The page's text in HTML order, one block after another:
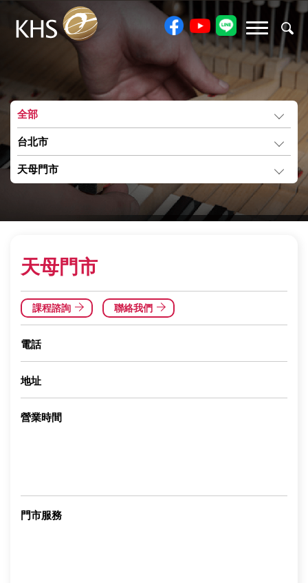
全部
台北市
天母門市
天母門市
課程諮詢 聯絡我們
電話
地址
營業時間
門市服務